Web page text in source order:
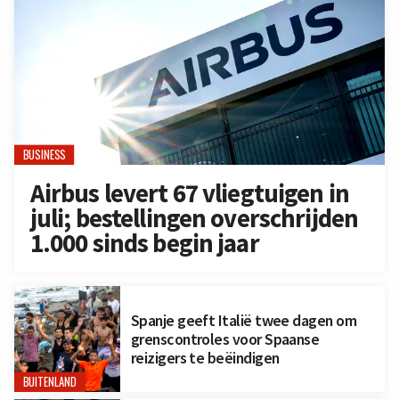
BUSINESS
Airbus levert 67 vliegtuigen in
juli; bestellingen overschrijden
1.000 sinds begin jaar
BUITENLAND
Spanje geeft Italië twee dagen om
grenscontroles voor Spaanse
reizigers te beëindigen